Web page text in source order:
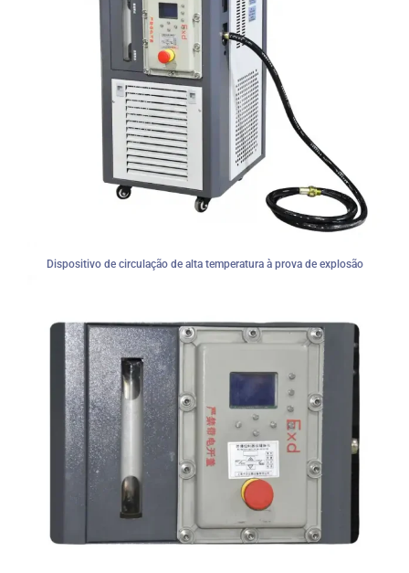
Dispositivo de circulação de alta temperatura à prova de explosão